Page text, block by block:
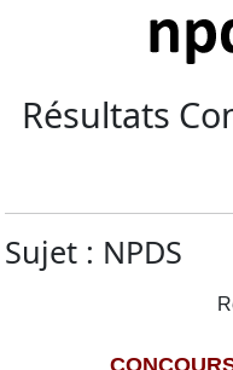
Résultats
Sujet : NPDS